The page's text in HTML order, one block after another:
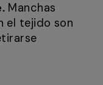
Manchas
el tejido son